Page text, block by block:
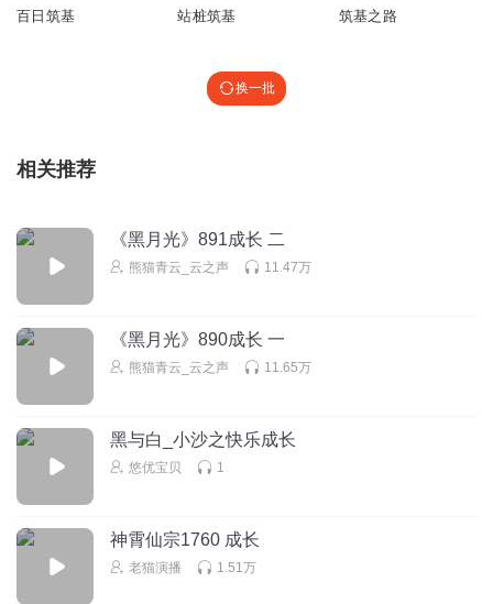
百日筑基 站桩筑基 筑基之路
换一批
相关推荐
《黑月光》891成长 二
熊猫青云_云之声 11.47万
《黑月光》890成长 一
熊猫青云_云之声 11.65万
黑与白_小沙之快乐成长
悠优宝贝 1
神霄仙宗1760 成长
老猫演播 1.51万